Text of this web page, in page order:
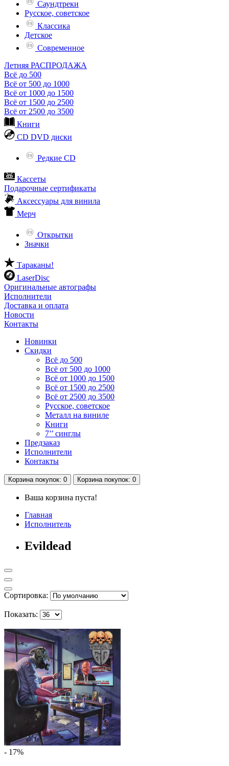
Саундтреки
Русское, советское
Классика
Детское
Современное
Летняя РАСПРОДАЖА
Всё до 500
Всё от 500 до 1000
Всё от 1000 до 1500
Всё от 1500 до 2500
Всё от 2500 до 3500
Книги
CD DVD диски
Редкие CD
Кассеты
Подарочные сертификаты
Аксессуары для винила
Мерч
Открытки
Значки
Тараканы!
LaserDisc
Оригинальные автографы
Исполнители
Доставка и оплата
Новости
Контакты
Новинки
Скидки
Всё до 500
Всё от 500 до 1000
Всё от 1000 до 1500
Всё от 1500 до 2500
Всё от 2500 до 3500
Русское, советское
Металл на виниле
Книги
7’’ синглы
Предзаказ
Исполнители
Контакты
Корзина покупок: 0 Корзина покупок: 0
Ваша корзина пуста!
Главная
Исполнитель
Evildead
Сортировка:
Показать:
- 17%